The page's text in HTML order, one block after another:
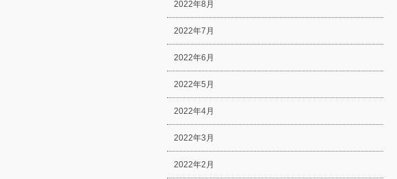
2022年8月
2022年7月
2022年6月
2022年5月
2022年4月
2022年3月
2022年2月